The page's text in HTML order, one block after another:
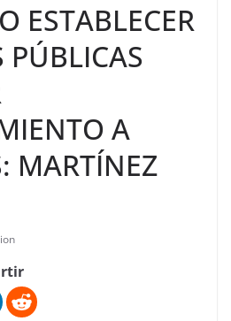
ESTABLECER
PÚBLICAS
A
MARTÍNEZ